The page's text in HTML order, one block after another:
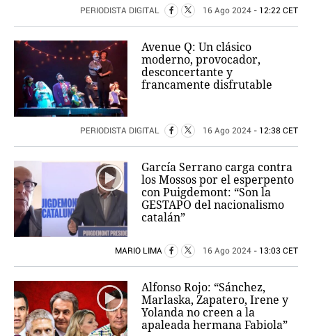
PERIODISTA DIGITAL 16 Ago 2024 - 12:22 CET
Avenue Q: Un clásico
moderno, provocador,
desconcertante y
francamente disfrutable
PERIODISTA DIGITAL 16 Ago 2024 - 12:38 CET
García Serrano carga contra
los Mossos por el esperpento
con Puigdemont: “Son la
GESTAPO del nacionalismo
catalán”
MARIO LIMA 16 Ago 2024 - 13:03 CET
Alfonso Rojo: “Sánchez,
Marlaska, Zapatero, Irene y
Yolanda no creen a la
apaleada hermana Fabiola”